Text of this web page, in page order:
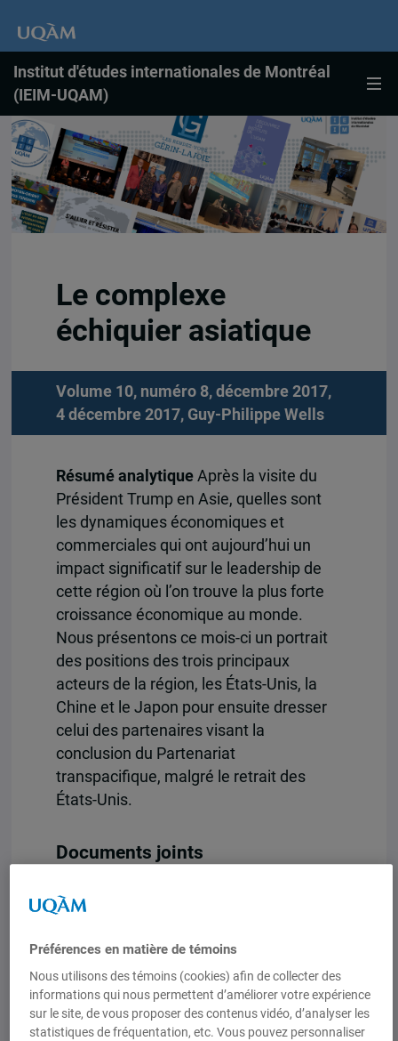
Institut d'études internationales de Montréal
(IEIM-UQAM)
Le complexe
échiquier asiatique
Volume 10, numéro 8, décembre 2017,
4 décembre 2017, Guy-Philippe Wells
Résumé analytiqueAprès la visite du
Président Trump en Asie, quelles sont
les dynamiques économiques et
commerciales qui ont aujourd’hui un
impact significatif sur le leadership de
cette région où l’on trouve la plus forte
croissance économique au monde.
Nous présentons ce mois-ci un portrait
des positions des trois principaux
acteurs de la région, les États-Unis, la
Chine et le Japon pour ensuite dresser
celui des partenaires visant la
conclusion du Partenariat
transpacifique, malgré le retrait des
États-Unis.
Documents joints
Préférences en matière de témoins
Nous utilisons des témoins (cookies) afin de collecter des
informations qui nous permettent d’améliorer votre expérience
sur le site, de vous proposer des contenus vidéo, d’analyser les
statistiques de fréquentation, etc. Vous pouvez personnaliser